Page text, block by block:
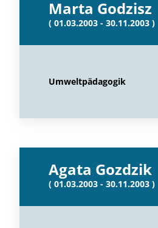
Marta Godzisz
( 01.03.2003 - 30.11.2003 )
Umweltpädagogik
Agata Gozdzik
( 01.03.2003 - 30.11.2003 )